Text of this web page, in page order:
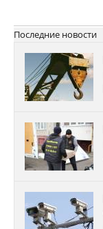
Последние новости